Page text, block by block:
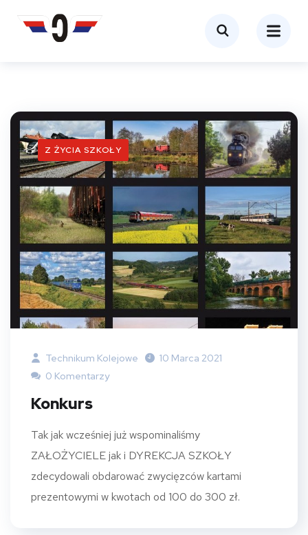
Z ŻYCIA SZKOŁY
Technikum Kolejowe
10 Marca 2021
0 Komentarzy
Konkurs
Tak jak wcześniej już wspominaliśmy
ZAŁOŻYCIELE jak i DYREKCJA SZKOŁY
zdecydowali obdarować zwycięzców kartami
prezentowymi w kwotach od 100 do 300 zł.